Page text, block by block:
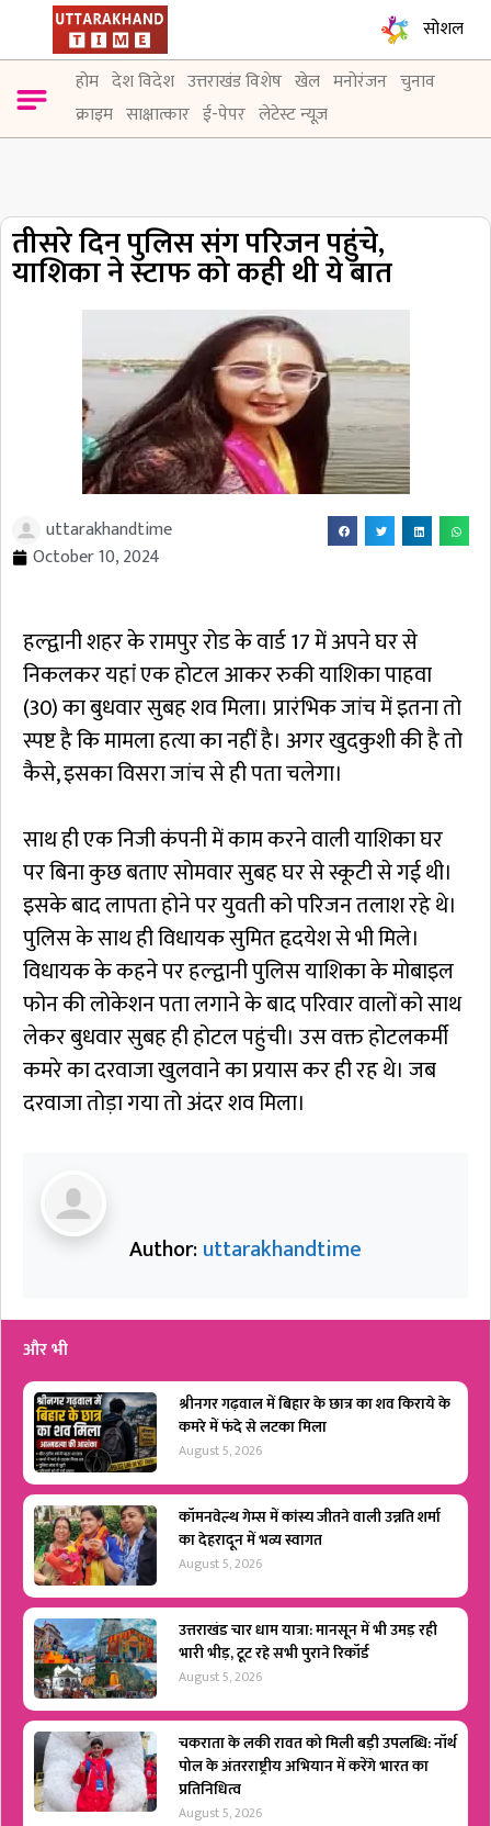
सोशल
होम देश विदेश उत्तराखंड विशेष खेल मनोरंजन चुनाव
क्राइम साक्षात्कार ई-पेपर लेटेस्ट न्यूज़
तीसरे दिन पुलिस संग परिजन पहुंचे,
याशिका ने स्टाफ को कही थी ये बात
uttarakhandtime
October 10, 2024
हल्द्वानी शहर के रामपुर रोड के वार्ड 17 में अपने घर से
निकलकर यहांं एक होटल आकर रुकी याशिका पाहवा
(30) का बुधवार सुबह शव मिला। प्रारंभिक जांच में इतना तो
स्पष्ट है कि मामला हत्या का नहीं है। अगर खुदकुशी की है तो
कैसे, इसका विसरा जांच से ही पता चलेगा।
साथ ही एक निजी कंपनी में काम करने वाली याशिका घर
पर बिना कुछ बताए सोमवार सुबह घर से स्कूटी से गई थी।
इसके बाद लापता होने पर युवती को परिजन तलाश रहे थे।
पुलिस के साथ ही विधायक सुमित हृदयेश से भी मिले।
विधायक के कहने पर हल्द्वानी पुलिस याशिका के मोबाइल
फोन की लोकेशन पता लगाने के बाद परिवार वालों को साथ
लेकर बुधवार सुबह ही होटल पहुंची। उस वक्त होटलकर्मी
कमरे का दरवाजा खुलवाने का प्रयास कर ही रह थे। जब
दरवाजा तोड़ा गया तो अंदर शव मिला।
Author:uttarakhandtime
और भी
श्रीनगर गढ़वाल में बिहार के छात्र का शव किराये के
कमरे में फंदे से लटका मिला
August 5, 2026
कॉमनवेल्थ गेम्स में कांस्य जीतने वाली उन्नति शर्मा
का देहरादून में भव्य स्वागत
August 5, 2026
उत्तराखंड चार धाम यात्रा: मानसून में भी उमड़ रही
भारी भीड़, टूट रहे सभी पुराने रिकॉर्ड
August 5, 2026
चकराता के लकी रावत को मिली बड़ी उपलब्धि: नॉर्थ
पोल के अंतरराष्ट्रीय अभियान में करेंगे भारत का
प्रतिनिधित्व
August 5, 2026